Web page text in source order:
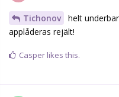
Tichonov
helt
applåderas rejält!
Casper likes this.